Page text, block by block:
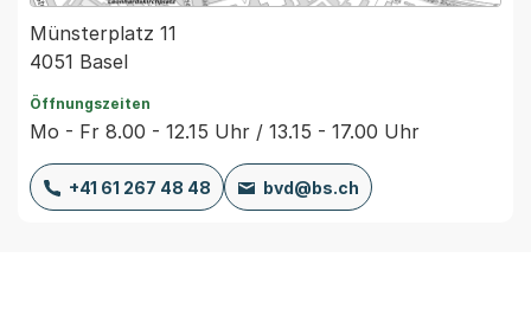
Münsterplatz 11
4051 Basel
Öffnungszeiten
Mo - Fr 8.00 - 12.15 Uhr / 13.15 - 17.00 Uhr
+41 61 267 48 48 bvd@bs.ch